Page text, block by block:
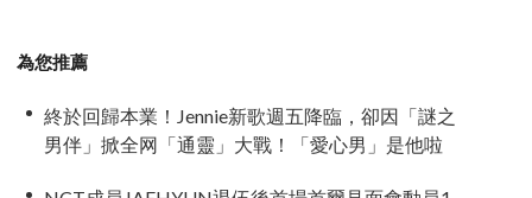
為您推薦
終於回歸本業！Jennie新歌週五降臨，卻因「謎之
男伴」掀全网「通靈」大戰！「愛心男」是他啦